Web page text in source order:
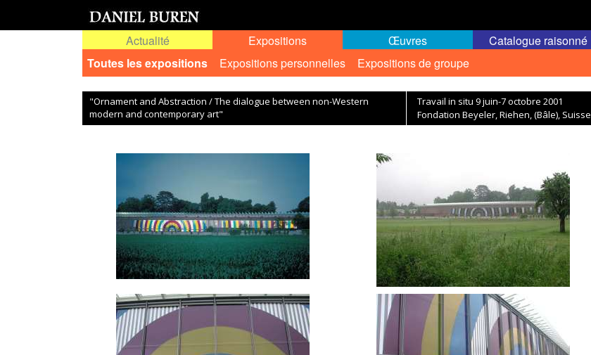
Actualité
Expositions
Toutes les expositions
Expositions personnelles Expositions de groupe
Œuvres Catalogue raisonné
"Ornament and Abstraction / The dialogue between non-Western
modern and contemporary art"
Travail in situ 9 juin-7 octobre 2001
Fondation Beyeler, Riehen, (Bâle), Suisse